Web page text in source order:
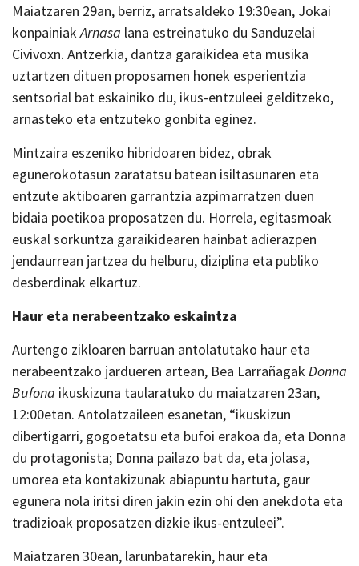
Maiatzaren 29an, berriz, arratsaldeko 19:30ean, Jokai
konpainiakArnasa lana estreinatuko du Sanduzelai
Civivoxn. Antzerkia, dantza garaikidea eta musika
uztartzen dituen proposamen honek esperientzia
sentsorial bat eskainiko du, ikus-entzuleei gelditzeko,
arnasteko eta entzuteko gonbita eginez.
Mintzaira eszeniko hibridoaren bidez, obrak
egunerokotasun zaratatsu batean isiltasunaren eta
entzute aktiboaren garrantzia azpimarratzen duen
bidaia poetikoa proposatzen du. Horrela, egitasmoak
euskal sorkuntza garaikidearen hainbat adierazpen
jendaurrean jartzea du helburu, diziplina eta publiko
desberdinak elkartuz.
Haur eta nerabeentzako eskaintza
Aurtengo zikloaren barruan antolatutako haur eta
nerabeentzako jardueren artean, Bea Larrañagak Donna
Bufona ikuskizuna taularatuko du maiatzaren 23an,
12:00etan. Antolatzaileen esanetan, “ikuskizun
dibertigarri, gogoetatsu eta bufoi erakoa da, eta Donna
du protagonista; Donna pailazo bat da, eta jolasa,
umorea eta kontakizunak abiapuntu hartuta, gaur
egunera nola iritsi diren jakin ezin ohi den anekdota eta
tradizioak proposatzen dizkie ikus-entzuleei”.
Maiatzaren 30ean, larunbatarekin, haur eta